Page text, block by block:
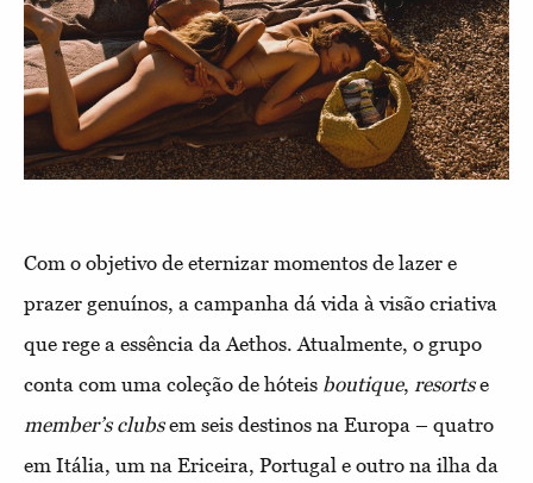
Com o objetivo de eternizar momentos de lazer e
prazer genuínos, a campanha dá vida à visão criativa
que rege a essência da Aethos. Atualmente, o grupo
conta com uma coleção de hóteis boutique, resortse
member’s clubsem seis destinos na Europa – quatro
em Itália, um na Ericeira, Portugal e outro na ilha da